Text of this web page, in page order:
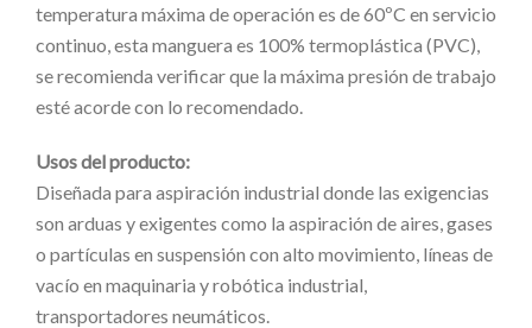
temperatura máxima de operación es de 60ºC en servicio
continuo, esta manguera es 100% termoplástica (PVC),
se recomienda verificar que la máxima presión de trabajo
esté acorde con lo recomendado.
Usos del producto:
Diseñada para aspiración industrial donde las exigencias
son arduas y exigentes como la aspiración de aires, gases
o partículas en suspensión con alto movimiento, líneas de
vacío en maquinaria y robótica industrial,
transportadores neumáticos.